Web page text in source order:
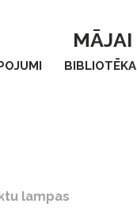
MĀJAI
BIBLIOTĒKA
lampas